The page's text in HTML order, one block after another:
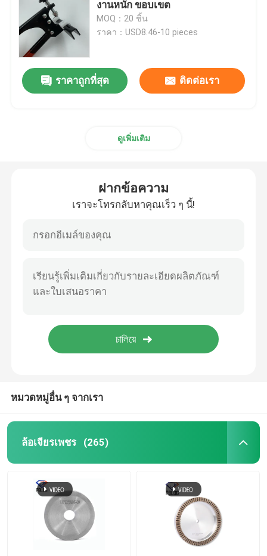
ฝากข้อความ
เราจะโทรกลับหาคุณเร็ว ๆ นี้!
เสนอ
หินเจียร CBN
หินเจียรเรซิ่น
เครื่องมือตัดกระจก
ชุดเครื่องมือช่างไฟฟ้า
ผงขัดกระจก
แพดคอร์กที่ติดตัวเอง
งานหนัก ขอบเขต
MOQ：20 ชิ้น
ราคา：USD8.46-10 pieces
ราคาถูกที่สุด ติดต่อเรา
ดูเพิ่มเติม
ฝากข้อความ
เราจะโทรกลับหาคุณเร็ว ๆ นี้!
หมวดหมู่อื่น ๆ จากเรา
ล้อเจียรเพชร (265)